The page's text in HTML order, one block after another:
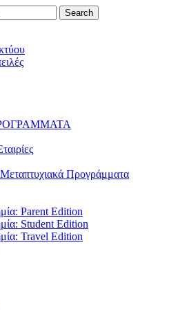
Search
Προγράμματα
Parent Edition
Student Edition
Travel Edition